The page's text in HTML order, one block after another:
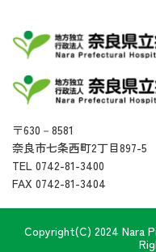
〒630－8581
奈良市七条西町2丁目897-5
TEL 0742-81-3400
FAX 0742-81-3404
Copyright(C) 2024 Nara